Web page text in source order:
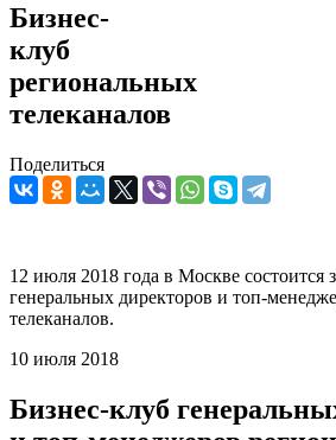
Бизнес-
клуб
региональных
телеканалов
Поделиться
12 июля 2018 года в Москве состоится
генеральных директоров и топ-
телеканалов.
10 июля 2018
Бизнес-клуб